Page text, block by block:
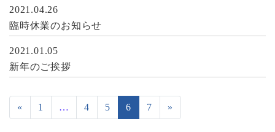
2021.04.26
臨時休業のお知らせ
2021.01.05
新年のご挨拶
投稿ナビゲーション
« 1 … 4 5 6 7 »